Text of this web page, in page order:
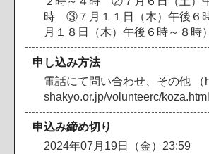
時 ③７月１１日（木）午後６
月１８日（木）午後６時～８時）
申し込み方法
電話にて問い合わせ、その他 （
shakyo.or.jp/volunteerc/koza.html
申込み締め切り
2024年07月19日（金）23:59